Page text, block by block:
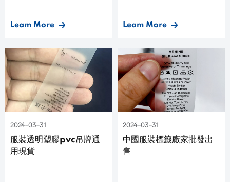
Leam More Leam More
2024-03-31
服裝透明塑膠pvc吊牌通
用現貨
2024-03-31
中國服裝標籤廠家批發出
售